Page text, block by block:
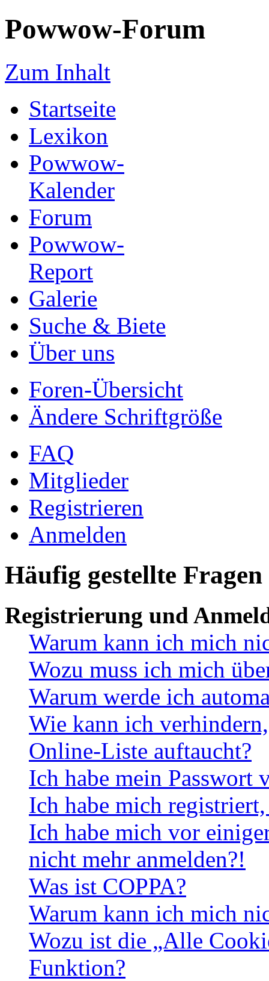
Powwow-Forum
Zum Inhalt
Startseite
Lexikon
Powwow-
Kalender
Forum
Powwow-
Report
Galerie
Suche & Biete
Über uns
Foren-Übersicht
Ändere Schriftgröße
FAQ
Mitglieder
Registrieren
Anmelden
Häufig gestellte Fragen
Registrierung und
Warum kann ich mich
Wozu muss ich mich
Warum werde ich
Wie kann ich
Online-Liste auftaucht?
Ich habe mein Passwort
Ich habe mich
Ich habe mich vor
nicht mehr anmelden?!
Was ist COPPA?
Warum kann ich mich
Wozu ist die „Alle
Funktion?